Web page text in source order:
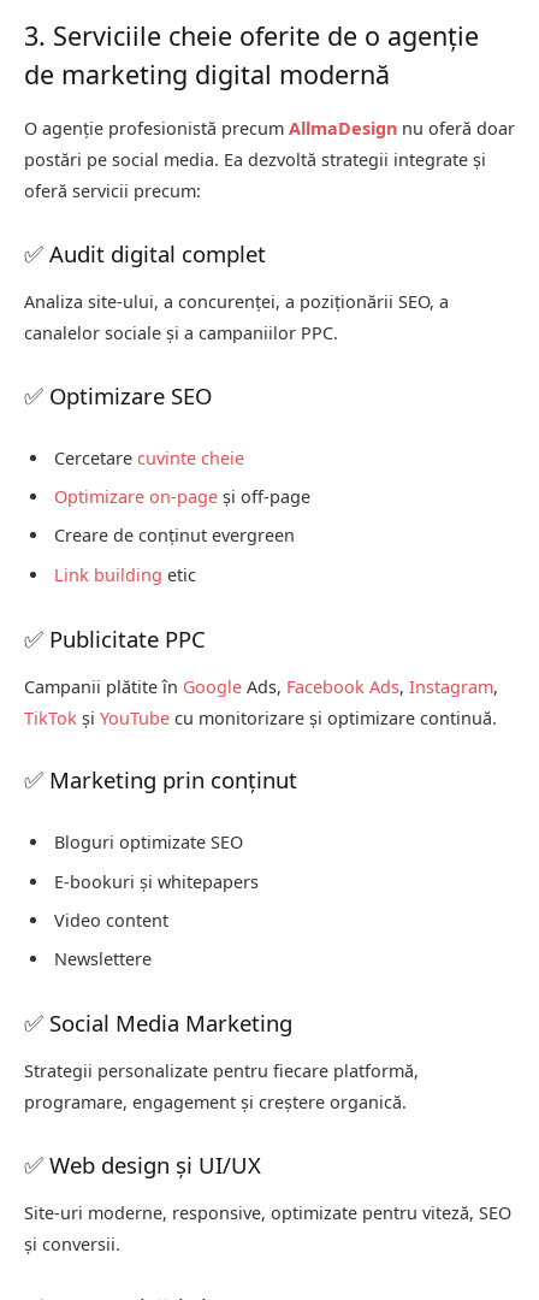
3. Serviciile cheie oferite de o agenție
de marketing digital modernă
O agenție profesionistă precum AllmaDesign nu oferă doar
postări pe social media. Ea dezvoltă strategii integrate și
oferă servicii precum:
✅ Audit digital complet
Analiza site-ului, a concurenței, a poziționării SEO, a
canalelor sociale și a campaniilor PPC.
✅ Optimizare SEO
Cercetare cuvinte cheie
Optimizare on-page și off-page
Creare de conținut evergreen
Link building etic
✅ Publicitate PPC
Campanii plătite în Google Ads, Facebook Ads, Instagram,
TikTok și YouTube cu monitorizare și optimizare continuă.
✅ Marketing prin conținut
Bloguri optimizate SEO
E-bookuri și whitepapers
Video content
Newslettere
✅ Social Media Marketing
Strategii personalizate pentru fiecare platformă,
programare, engagement și creștere organică.
✅ Web design și UI/UX
Site-uri moderne, responsive, optimizate pentru viteză, SEO
și conversii.